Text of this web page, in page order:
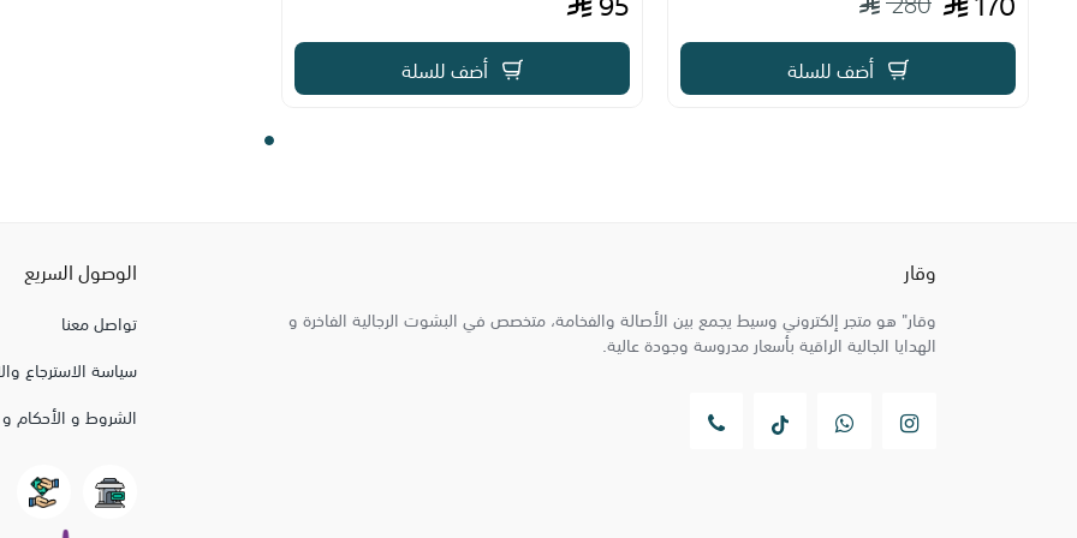
أضف للسلة أضف للسلة
وقار
وقار" هو متجر إلكتروني وسيط يجمع بين الأصالة والفخامة، متخصص في البشوت الرجالية الفاخرة و
الهدايا الجالية الراقية بأسعار مدروسة وجودة عالية.
الوصول السريع
تواصل معنا
سياسة الاسترجاع
الشروط و الأحكام